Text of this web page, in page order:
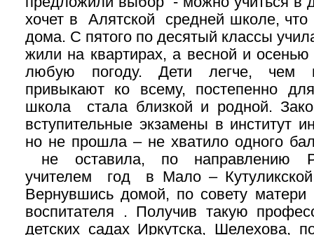
хочет в Алятской средней школе, что
дома. С пятого по десятый классы
жили на квартирах, а весной и
любую погоду. Дети легче, чем
привыкают ко всему, постепенно
школа стала близкой и родной.
вступительные экзамены в институт
но не прошла – не хватило одного
не оставила, по направлению
учителем год в Мало –
Вернувшись домой, по совету
воспитателя . Получив такую
детских садах Иркутска, Шелехова,